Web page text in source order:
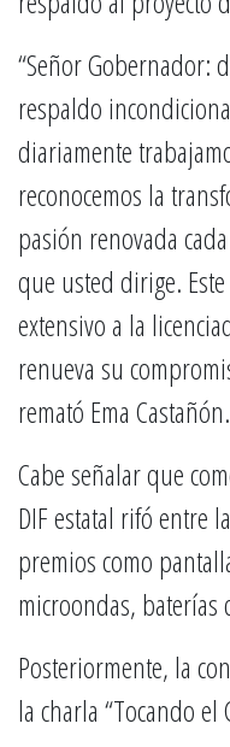
“Señor Gobernador:
respaldo
diariamente
reconocemos la
pasión renovada
que usted dirige.
extensivo a la
renueva su
remató Ema Castañón.
Cabe señalar que
DIF estatal rifó entre
premios como
microondas, baterías
Posteriormente, la
la charla “Tocando